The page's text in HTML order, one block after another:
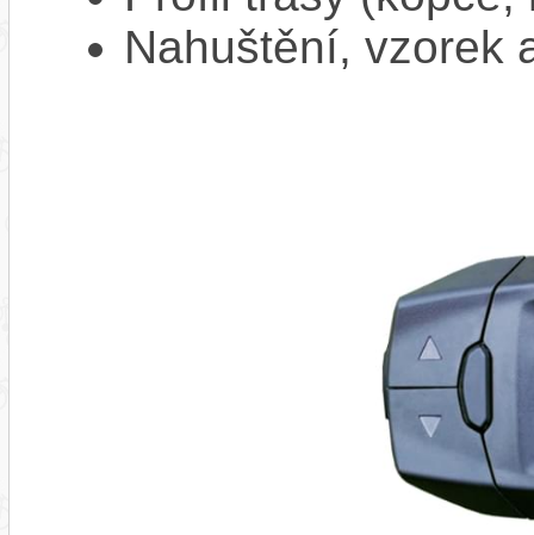
Nahuštění, vzorek